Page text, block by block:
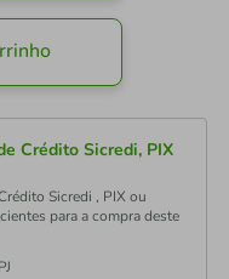
Crédito Sicredi, PIX
Sicredi , PIX ou
para a compra deste